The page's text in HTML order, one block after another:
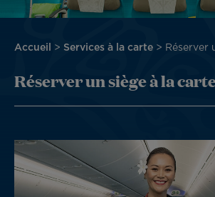
Fil
Accueil Services à la carte Réserver
Réserver un siège à la